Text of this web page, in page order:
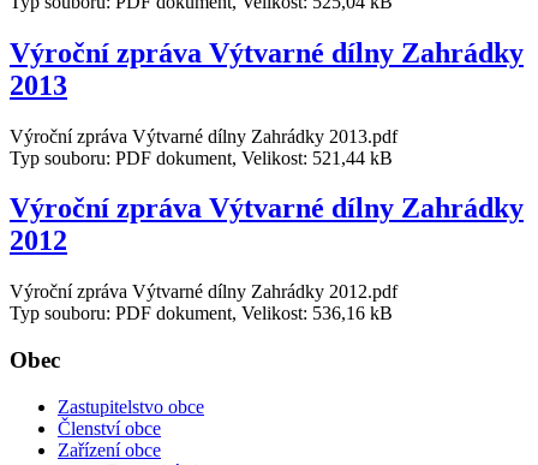
Výroční zpráva Výtvarné dílny Zahrádky
2013
Výroční zpráva Výtvarné dílny Zahrádky 2013.pdf
Typ souboru: PDF dokument, Velikost: 521,44 kB
Výroční zpráva Výtvarné dílny Zahrádky
2012
Výroční zpráva Výtvarné dílny Zahrádky 2012.pdf
Typ souboru: PDF dokument, Velikost: 536,16 kB
Obec
Zastupitelstvo obce
Členství obce
Zařízení obce